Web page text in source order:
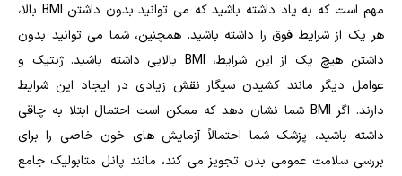
مهم است که به یاد داشته باشید که می ‎توانید بدون داشتن BMI بالا،
هر یک از شرایط فوق را داشته باشید. همچنین، شما می توانید بدون
داشتن هیچ یک از این شرایط، BMI بالایی داشته باشید. ژنتیک و
عوامل دیگر مانند کشیدن سیگار نقش زیادی در ایجاد این شرایط
دارند. اگر BMI شما نشان دهد که ممکن است احتمال ابتلا به چاقی
داشته باشید، پزشک شما احتمالاً آزمایش های خون خاصی را برای
بررسی سلامت عمومی بدن تجویز می ‎کند، مانند پانل متابولیک جامع